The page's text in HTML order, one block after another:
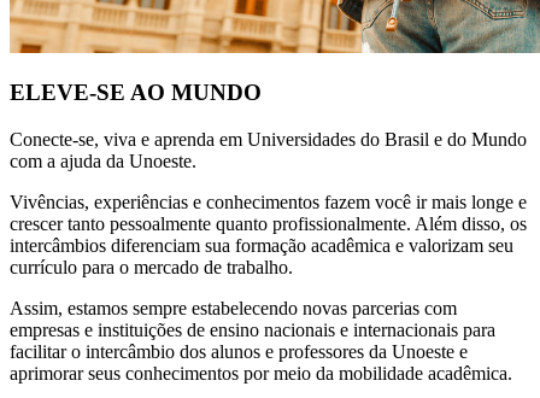
ELEVE-SE AO MUNDO
Conecte-se, viva e aprenda em Universidades do Brasil e do Mundo
com a ajuda da Unoeste.
Vivências, experiências e conhecimentos fazem você ir mais longe e
crescer tanto pessoalmente quanto profissionalmente. Além disso, os
intercâmbios diferenciam sua formação acadêmica e valorizam seu
currículo para o mercado de trabalho.
Assim, estamos sempre estabelecendo novas parcerias com
empresas e instituições de ensino nacionais e internacionais para
facilitar o intercâmbio dos alunos e professores da Unoeste e
aprimorar seus conhecimentos por meio da mobilidade acadêmica.